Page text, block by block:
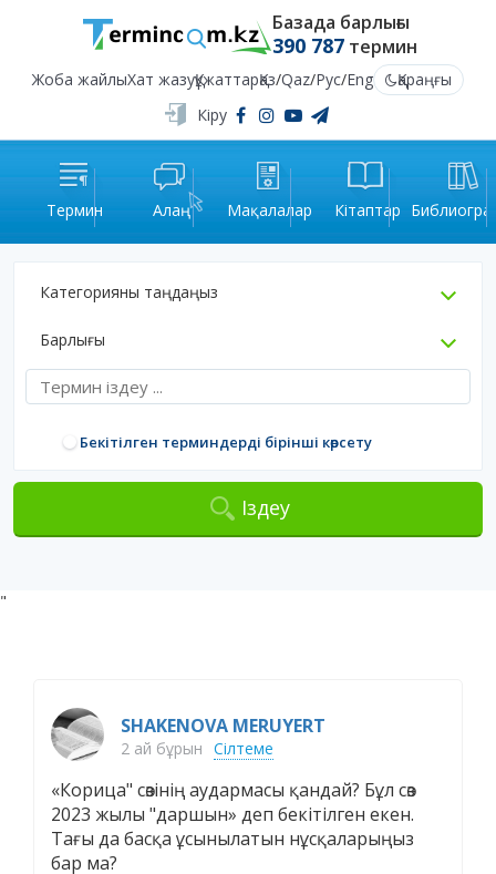
Базада барлығы
390 787термин
Жоба жайлыХат жазуҚұжаттарҚаз/Qaz/Рус/Eng
Қараңғы
Кіру
Термин Алаң Мақалалар Кітаптар
Категорияны таңдаңыз
Барлығы
Бекітілген терминдерді бірінші көрсету
Іздеу
"
SHAKENOVA MERUYERT
2 ай бұрын Сілтеме
«Корица" сөзінің аудармасы қандай? Бұл сөз
2023 жылы "даршын» деп бекітілген екен.
Тағы да басқа ұсынылатын нұсқаларыңыз
бар ма?